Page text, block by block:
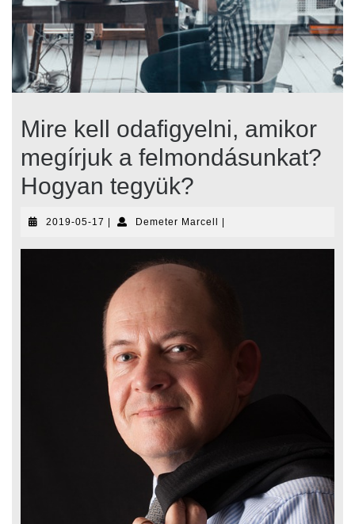
Button
Mire kell odafigyelni, amikor
megírjuk a felmondásunkat?
Hogyan tegyük?
2019-05-17 2019-
17
| Demeter Marcell Demeter
|